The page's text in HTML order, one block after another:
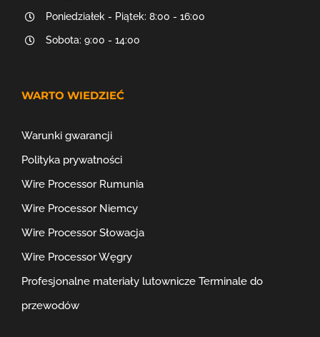
Poniedziałek - Piątek: 8:00 - 16:00
Sobota: 9:00 - 14:00
WARTO WIEDZIEĆ
Warunki gwarancji
Polityka prywatności
Wire Processor Rumunia
Wire Processor Niemcy
Wire Processor Słowacja
Wire Processor Węgry
Profesjonalne materiały lutownicze Terminale do
przewodów